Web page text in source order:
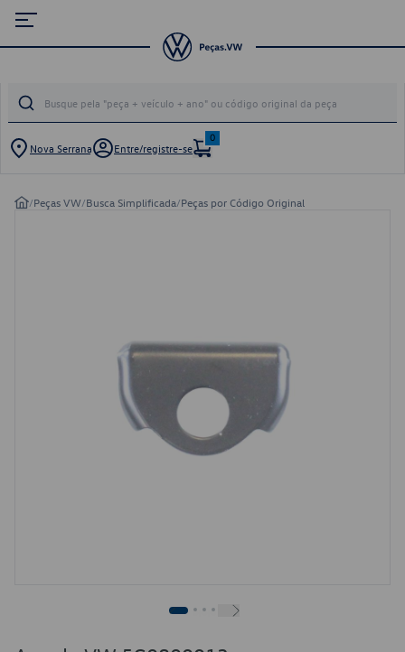
Nova Serrana Entre/registre-se
0
/Peças VW/Busca Simplificada/Peças por Código Original